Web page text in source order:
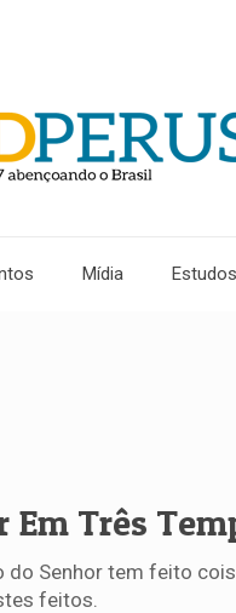
Mídia Estudos
Em Três
do Senhor tem feito
feitos.